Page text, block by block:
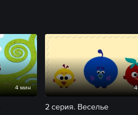
4 мин
2 серия. Веселье